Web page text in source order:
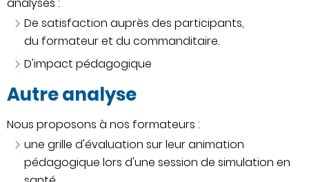
analyses :
De satisfaction auprès des participants,
du formateur et du commanditaire.
D'impact pédagogique
Autre analyse
Nous proposons à nos formateurs :
une grille d'évaluation sur leur animation
pédagogique lors d'une session de simulation en